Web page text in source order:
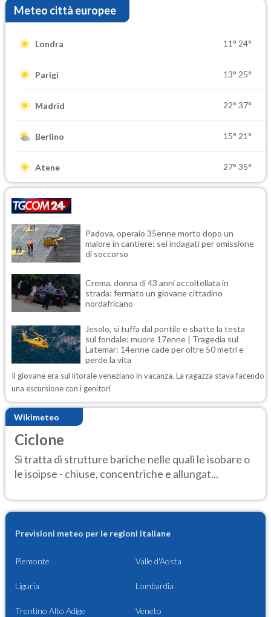
Meteo città europee
Londra 11° 24°
Parigi 13° 25°
Madrid 22° 37°
Berlino 15° 21°
Atene 27° 35°
Padova, operaio 35enne morto dopo un
malore in cantiere: sei indagati per omissione
di soccorso
Crema, donna di 43 anni accoltellata in
strada: fermato un giovane cittadino
nordafricano
Jesolo, si tuffa dal pontile e sbatte la testa
sul fondale: muore 17enne | Tragedia sul
Latemar: 14enne cade per oltre 50 metri e
perde la vita
Il giovane era sul litorale veneziano in vacanza. La ragazza stava facendo
una escursione con i genitori
Wikimeteo
Ciclone
Si tratta di strutture bariche nelle quali le isobare o
le isoipse - chiuse, concentriche e allungat...
Previsioni meteo per le regioni italiane
Piemonte Valle d'Aosta
Liguria Lombardia
Trentino Alto Adige Veneto